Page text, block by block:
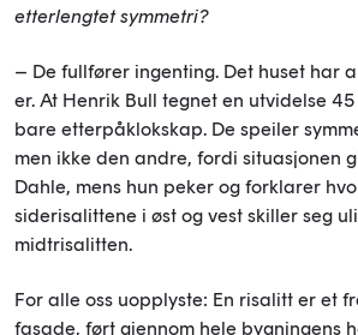
etterlengtet symmetri?
– De fullfører ingenting. Det huset har
er. At Henrik Bull tegnet en utvidelse
bare etterpåklokskap. De speiler
men ikke den andre, fordi situasjonen
Dahle, mens hun peker og forklarer
siderisalittene i øst og vest skiller seg
midtrisalitten.
For alle oss uopplyste: En risalitt er et
fasade, ført gjennom hele bygningens